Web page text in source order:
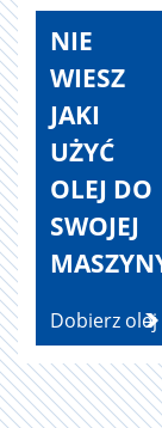
NIE
WIESZ
JAKI
UŻYĆ
OLEJ DO
SWOJEJ
Dobierz olej